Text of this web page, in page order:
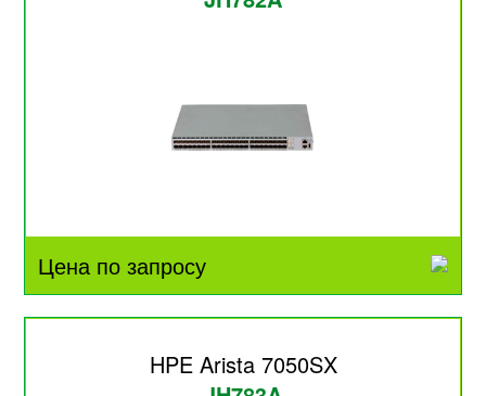
Цена по запросу
HPE Arista 7050SX